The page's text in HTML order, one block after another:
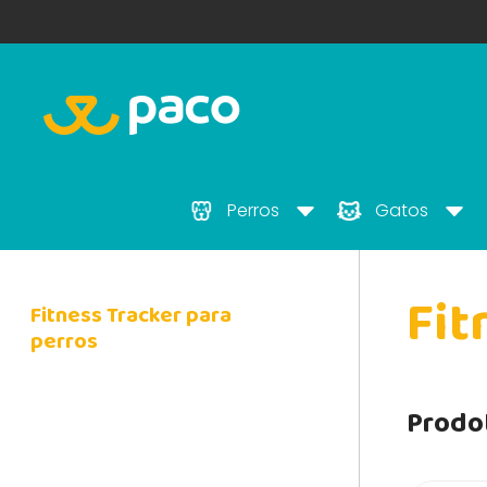
Perros Gatos
Fitness Tracker para
perros